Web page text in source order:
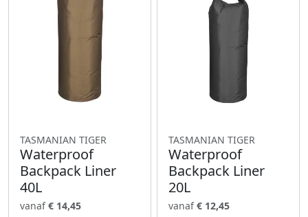
TASMANIAN TIGER
Waterproof
Backpack Liner
40L
vanaf€ 14,45
TASMANIAN TIGER
Waterproof
Backpack Liner
20L
vanaf€ 12,45